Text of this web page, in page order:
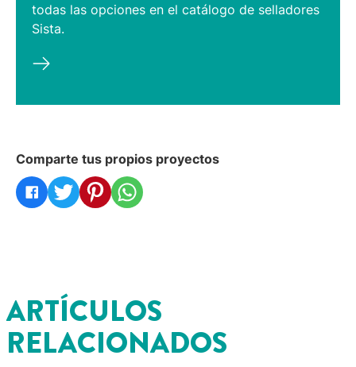
todas las opciones en el catálogo de selladores
Sista.
Comparte tus propios proyectos
ARTÍCULOS
RELACIONADOS